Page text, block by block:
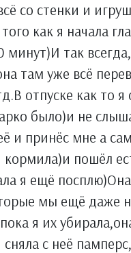
со стенки и
как я начала
минут)И так
там уже всё
отпуске как то я
было)и не
и принёс мне а
кормила)и пошёл
я ещё
мы ещё даже
я их
с неё